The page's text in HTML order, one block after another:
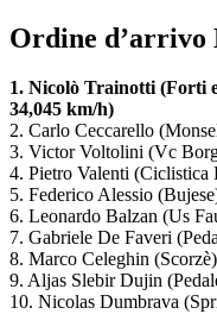
Ordine d’arrivo
1. Nicolò Trainotti (Forti
34,045 km/h)
2. Carlo Ceccarello
3. Victor Voltolini (Vc
4. Pietro Valenti (Ciclistica
5. Federico Alessio
6. Leonardo Balzan (Us
7. Gabriele De Faveri
8. Marco Celeghin
9. Aljas Slebir Dujin
10. Nicolas Dumbrava